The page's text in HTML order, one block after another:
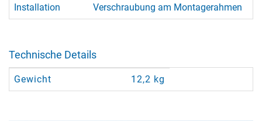
Installation Verschraubung am Montagerahmen
Technische Details
Gewicht 12,2 kg